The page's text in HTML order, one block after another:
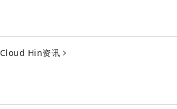
Cloud Hin资讯